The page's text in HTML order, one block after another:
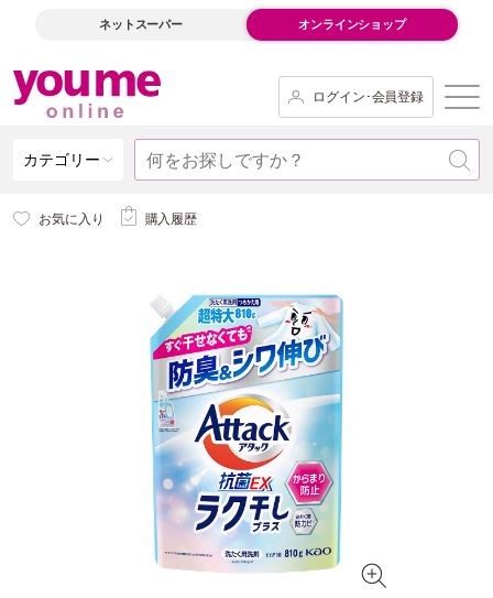
ネットスーパー オンラインショップ
ログイン･会員登録
カテゴリー
お気に入り 購入履歴